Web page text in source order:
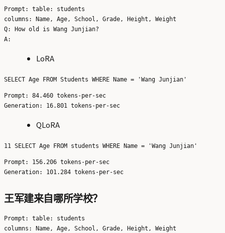
Prompt: table: students
columns: Name, Age, School, Grade, Height, Weight
Q: How old is Wang Junjian?
LoRA
Prompt: 84.460 tokens-per-sec
QLoRA
Prompt: 156.206 tokens-per-sec
王军建来自哪所学校？
Prompt: table: students
columns: Name, Age, School, Grade, Height, Weight